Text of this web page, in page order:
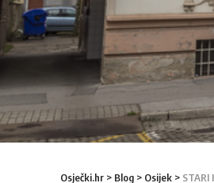
Osječki.hr > Blog > Osijek > STARI